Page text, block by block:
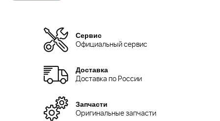
Сервис
Официальный сервис
Доставка
Доставка по России
Запчасти
Оригинальные запчасти